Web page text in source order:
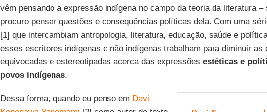
vêm pensando a expressão indígena no campo da teoria da literatura –
procuro pensar questões e consequências políticas dela. Com uma
[1] que intercambiam antropologia, literatura, educação, saúde e
esses escritores indígenas e não indígenas trabalham para diminuir as
equivocadas e estereotipadas acerca das expressões estéticas e
povos indígenas.
Dessa forma, quando eu penso em Davi